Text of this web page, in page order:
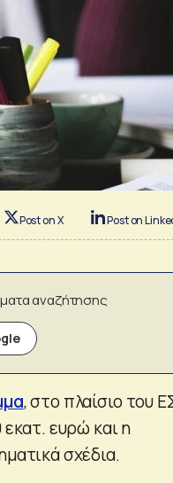
Post on X Post on
αναζήτησης
, στο πλαίσιο του
εκατ. ευρώ και η
σχέδια.